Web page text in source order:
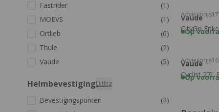
Fastrider
(1)
MOEVS
(1)
Ortlieb
(6)
Thule
(2)
Vaude
(5)
HelmbevestigingUitleg
Bevestigingspunten
(4)
Vaude
CityGo
Adviesprijs
Op
Vaude
Cyclist 27L
Adviesprijs
Op